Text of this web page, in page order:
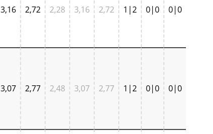
3,16 2,72 2,28 3,16 2,72 1|2 0|0 0|0
3,07 2,77 2,48 3,07 2,77 1|2 0|0 0|0